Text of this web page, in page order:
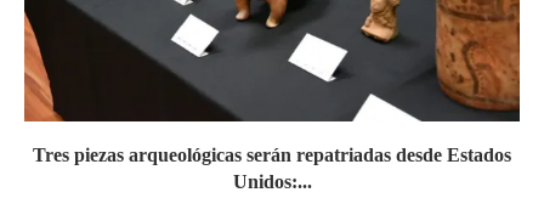
Tres piezas arqueológicas serán repatriadas desde Estados
Unidos:...